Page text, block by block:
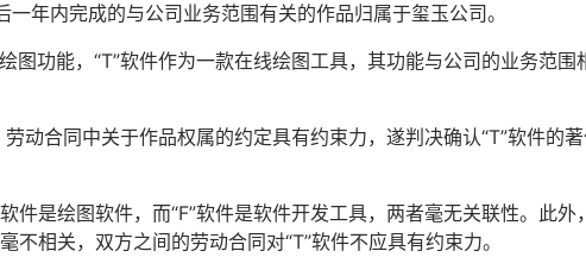
年内完成的与公司业务范围有关的作品归属于玺玉公司。
图功能，“T”软件作为一款在线绘图工具，其功能与公司的业务范围
动合同中关于作品权属的约定具有约束力，遂判决确认“T”软件的
件是绘图软件，而“F”软件是软件开发工具，两者毫无关联性。此外
相关，双方之间的劳动合同对“T”软件不应具有约束力。